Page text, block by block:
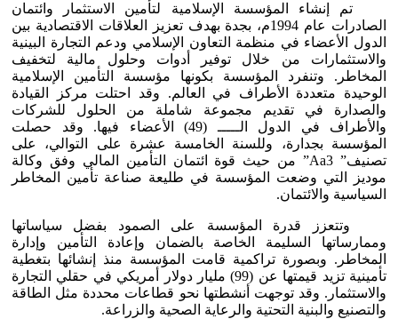
تم إنشاء المؤسسة الإسلامية لتأمين الاستثمار وائتمان
الصادرات عام 1994م، بجدة بهدف تعزيز العلاقات الاقتصادية بين
الدول الأعضاء في منظمة التعاون الإسلامي ودعم التجارة البينية
والاستثمارات من خلال توفير أدوات وحلول مالية لتخفيف
المخاطر. وتنفرد المؤسسة بكونها مؤسسة التأمين الإسلامية
الوحيدة متعددة الأطراف في العالم. وقد احتلت مركز القيادة
والصدارة في تقديم مجموعة شاملة من الحلول للشركات
والأطراف في الدول الـــــ (49) الأعضاء فيها. وقد حصلت
المؤسسة بجدارة، وللسنة الخامسة عشرة على التوالي، على
تصنيف” Aa3” من حيث قوة ائتمان التأمين المالي وفق وكالة
موديز التي وضعت المؤسسة في طليعة صناعة تأمين المخاطر
السياسية والائتمان.
وتتعزز قدرة المؤسسة على الصمود بفضل سياساتها
وممارساتها السليمة الخاصة بالضمان وإعادة التأمين وإدارة
المخاطر. وبصورة تراكمية قامت المؤسسة منذ إنشائها بتغطية
تأمينية تزيد قيمتها عن (99) مليار دولار أمريكي في حقلي التجارة
والاستثمار. وقد توجهت أنشطتها نحو قطاعات محددة مثل الطاقة
والتصنيع والبنية التحتية والرعاية الصحية والزراعة.